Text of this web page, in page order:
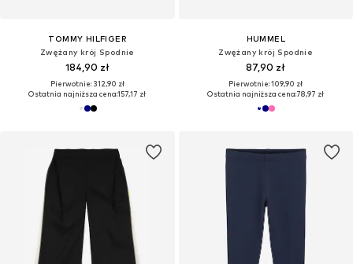
TOMMY HILFIGER
Zwężany krój Spodnie
184,90 zł
Pierwotnie: 312,90 zł
Ostatnia najniższa cena:157,17 zł
HUMMEL
Zwężany krój Spodnie
87,90 zł
Pierwotnie: 109,90 zł
Ostatnia najniższa cena:78,97 zł